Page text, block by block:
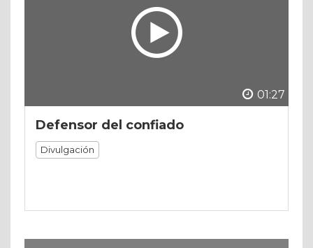
01:27
Defensor del confiado
Divulgación